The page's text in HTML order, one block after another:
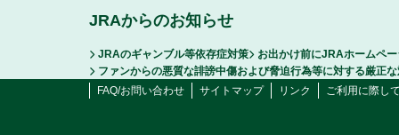
JRAからのお知らせ
JRAのギャンブル等依存症対策
お出かけ前にJRAホームペ
ファンからの悪質な誹謗中傷および脅迫行為等に対する厳正
FAQ/お問い合わせ
サイトマップ リンク ご利用に際し